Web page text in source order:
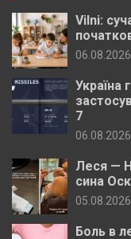
Vilni:
06.08.2026
Україна
7
06.08.2026
Леся —
сина
05.08.2026
Боль в